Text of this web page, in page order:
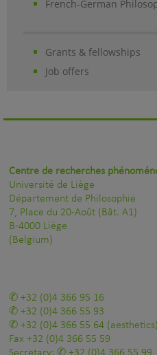
French-German
Grants & fellowships
Job offers
Centre de recherches
Université de Liège
Département de Philosophie
7, Place du 20-Août (Bât. A1)
B-4000 Liège
(Belgium)
+32 (0)4 366 95 16
+32 (0)4 366 55 93
+32 (0)4 366 55 64 (aesthetics)
Fax +32 (0)4 366 55 59